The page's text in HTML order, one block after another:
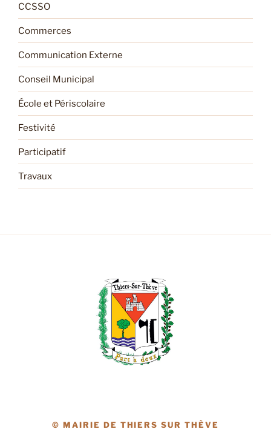
CCSSO
Commerces
Communication Externe
Conseil Municipal
École et Périscolaire
Festivité
Participatif
Travaux
© MAIRIE DE THIERS SUR THÈVE